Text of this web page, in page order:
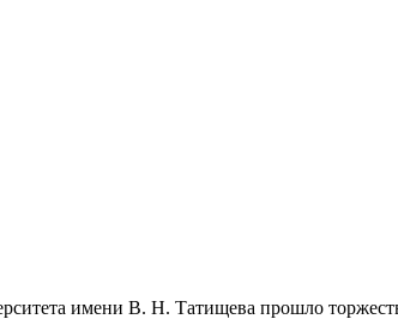
имени В. Н. Татищева прошло